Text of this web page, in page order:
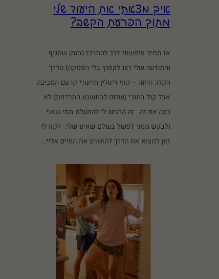
איך מצאתי את היעוד שלי
מתוך הפרעת הקשב?
אז תמיד חיפשתי דרך להתרכז (בזמן שהגוף
והתודעה שלי רצו לקפוץ בלי הפסקה) הדרך
הקלה היתה – קחי ריטלין תיישרי קו עם הסביבה
אבל קול בתוכי (שלום לבתשבע המרדנית) לא
רצה את זה. זה הרגיש לי להתעלם ממי שאני
ולבקש ממני לפעול בעולם שאינו שלי. לקח לי
זמן למצוא את הדרך להתאים את החיים אליי…